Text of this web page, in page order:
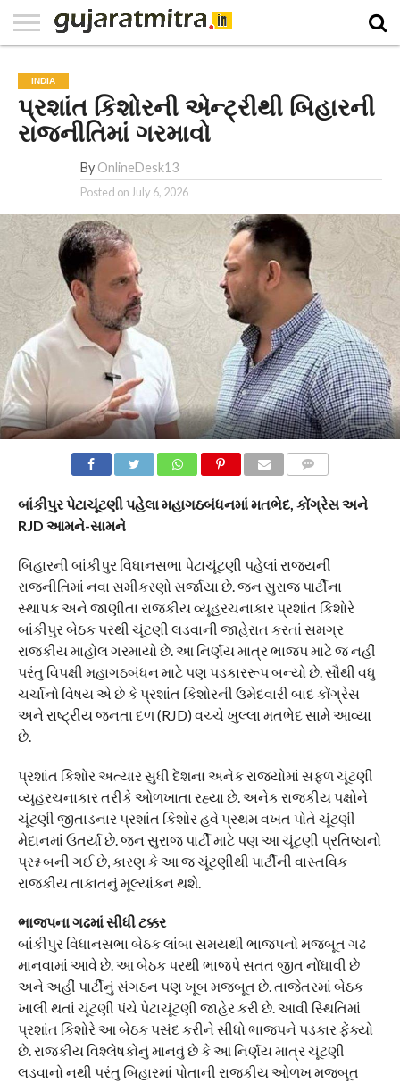
PAPER
NATIONAL
WORLD
BUSINESS
SPORTS
GUJARAT
OPINION
MORE
INDIA
પ્રશાંત કિશોરની એન્ટ્રીથી બિહારની
રાજનીતિમાં ગરમાવો
By OnlineDesk13
Posted on July 6, 2026
બાંકીપુર પેટાચૂંટણી પહેલા મહાગઠબંધનમાં મતભેદ, કોંગ્રેસ અને
RJD આમને-સામને
બિહારની બાંકીપુર વિધાનસભા પેટાચૂંટણી પહેલાં રાજ્યની
રાજનીતિમાં નવા સમીકરણો સર્જાયા છે. જન સુરાજ પાર્ટીના
સ્થાપક અને જાણીતા રાજકીય વ્યૂહરચનાકાર પ્રશાંત કિશોરે
બાંકીપુર બેઠક પરથી ચૂંટણી લડવાની જાહેરાત કરતાં સમગ્ર
રાજકીય માહોલ ગરમાયો છે. આ નિર્ણય માત્ર ભાજપ માટે જ નહીં
પરંતુ વિપક્ષી મહાગઠબંધન માટે પણ પડકારરૂપ બન્યો છે. સૌથી વધુ
ચર્ચાનો વિષય એ છે કે પ્રશાંત કિશોરની ઉમેદવારી બાદ કોંગ્રેસ
અને રાષ્ટ્રીય જનતા દળ (RJD) વચ્ચે ખુલ્લા મતભેદ સામે આવ્યા
છે.
પ્રશાંત કિશોર અત્યાર સુધી દેશના અનેક રાજ્યોમાં સફળ ચૂંટણી
વ્યૂહરચનાકાર તરીકે ઓળખાતા રહ્યા છે. અનેક રાજકીય પક્ષોને
ચૂંટણી જીતાડનાર પ્રશાંત કિશોર હવે પ્રથમ વખત પોતે ચૂંટણી
મેદાનમાં ઉતર્યા છે. જન સુરાજ પાર્ટી માટે પણ આ ચૂંટણી પ્રતિષ્ઠાનો
પ્રશ્ન બની ગઈ છે, કારણ કે આ જ ચૂંટણીથી પાર્ટીની વાસ્તવિક
રાજકીય તાકાતનું મૂલ્યાંકન થશે.
ભાજપના ગઢમાં સીધી ટક્કર
બાંકીપુર વિધાનસભા બેઠક લાંબા સમયથી ભાજપનો મજબૂત ગઢ
માનવામાં આવે છે. આ બેઠક પરથી ભાજપે સતત જીત નોંધાવી છે
અને અહીં પાર્ટીનું સંગઠન પણ ખૂબ મજબૂત છે. તાજેતરમાં બેઠક
ખાલી થતાં ચૂંટણી પંચે પેટાચૂંટણી જાહેર કરી છે. આવી સ્થિતિમાં
પ્રશાંત કિશોરે આ બેઠક પસંદ કરીને સીધો ભાજપને પડકાર ફેંક્યો
છે. રાજકીય વિશ્લેષકોનું માનવું છે કે આ નિર્ણય માત્ર ચૂંટણી
લડવાનો નથી પરંતુ બિહારમાં પોતાની રાજકીય ઓળખ મજબૂત